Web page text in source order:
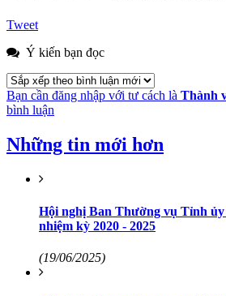
Tweet
Ý kiến bạn đọc
Bạn cần đăng nhập với tư cách là Thành
bình luận
Những tin mới hơn
Hội nghị Ban Thường vụ Tỉnh
nhiệm kỳ 2020 - 2025
(19/06/2025)